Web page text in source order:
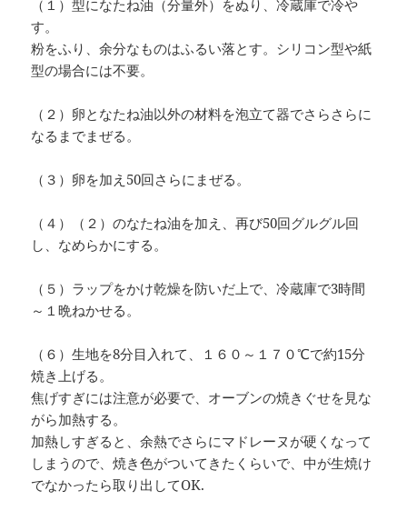
（１）型になたね油（分量外）をぬり、冷蔵庫で冷や
す。
粉をふり、余分なものはふるい落とす。シリコン型や紙
型の場合には不要。
（２）卵となたね油以外の材料を泡立て器でさらさらに
なるまでまぜる。
（３）卵を加え50回さらにまぜる。
（４）（２）のなたね油を加え、再び50回グルグル回
し、なめらかにする。
（５）ラップをかけ乾燥を防いだ上で、冷蔵庫で3時間
～１晩ねかせる。
（６）生地を8分目入れて、１６０～１７０℃で約15分
焼き上げる。
焦げすぎには注意が必要で、オーブンの焼きぐせを見な
がら加熱する。
加熱しすぎると、余熱でさらにマドレーヌが硬くなって
しまうので、焼き色がついてきたくらいで、中が生焼け
でなかったら取り出してOK.